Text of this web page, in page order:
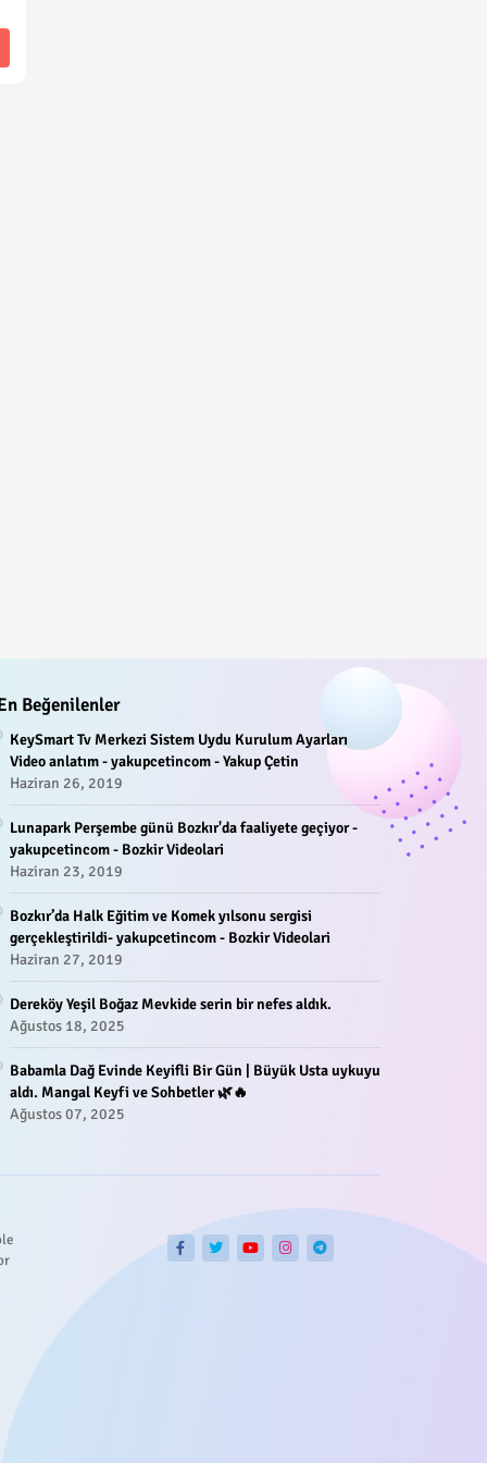
Beğenilenler
KeySmart Tv Merkezi Sistem Uydu Kurulum Ayarları
Video anlatım - yakupcetincom - Yakup Çetin
Haziran 26, 2019
Lunapark Perşembe günü Bozkır'da faaliyete geçiyor -
yakupcetincom - Bozkir Videolari
Haziran 23, 2019
Bozkır’da Halk Eğitim ve Komek yılsonu sergisi
gerçekleştirildi- yakupcetincom - Bozkir Videolari
Haziran 27, 2019
Dereköy Yeşil Boğaz Mevkide serin bir nefes aldık.
Ağustos 18, 2025
Babamla Dağ Evinde Keyifli Bir Gün | Büyük Usta uykuyu
aldı. Mangal Keyfi ve Sohbetler 🌿🔥
Ağustos 07, 2025